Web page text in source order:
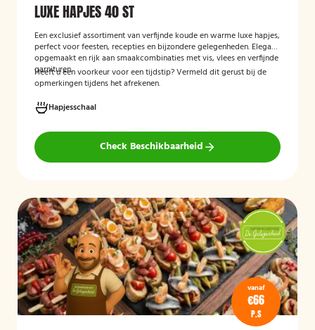
LUXE HAPJES 40 ST
Een exclusief assortiment van verfijnde koude en warme luxe hapjes,
perfect voor feesten, recepties en bijzondere gelegenheden. Elegant
opgemaakt en rijk aan smaakcombinaties met vis, vlees en verfijnde
garnituren.
Heeft u een voorkeur voor een tijdstip? Vermeld dit gerust bij de
opmerkingen tijdens het afrekenen.
Hapjesschaal
Check Beschikbaarheid
vanaf
€66
P.S